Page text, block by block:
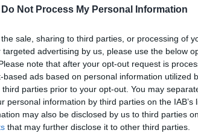
Do Not Process My Personal Information
sale, sharing to third parties, or processing of
advertising by us, please use the below
note that after your opt-out request is
ads based on personal information utilized
parties prior to your opt-out. You may
personal information by third parties on the IAB’s
may also be disclosed by us to third parties
that may further disclose it to other third parties.